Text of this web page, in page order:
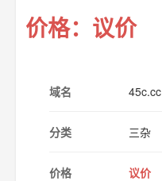
价格：议价
域名 45c.cc
分类 三杂
价格 议价